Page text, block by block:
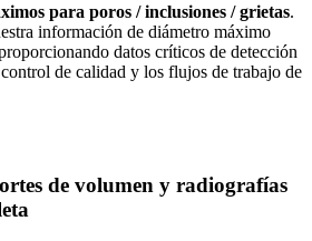
para poros / inclusiones / grietas.
información de diámetro máximo
datos críticos de detección
de calidad y los flujos de trabajo de
de volumen y radiografías